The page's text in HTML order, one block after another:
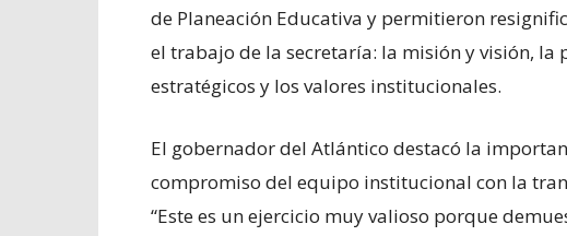
de Planeación Educativa y permitieron
el trabajo de la secretaría: la misión y visión,
estratégicos y los valores institucionales.
El gobernador del Atlántico destacó la
compromiso del equipo institucional con la
“Este es un ejercicio muy valioso porque